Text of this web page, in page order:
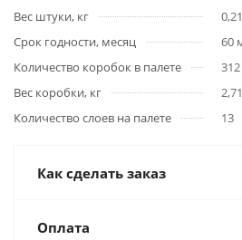
Вес штуки, кг
Срок годности, месяц
60
Количество коробок в палете
312
Вес коробки, кг
Количество слоев на палете
13
Как сделать заказ
Оплата